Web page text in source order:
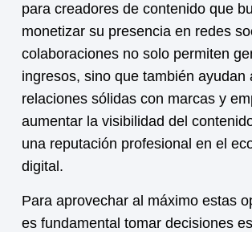
para creadores de contenido que
monetizar su presencia en redes
colaboraciones no solo permiten
ingresos, sino que también ayudan
relaciones sólidas con marcas y
aumentar la visibilidad del
una reputación profesional en el
digital.
Para aprovechar al máximo estas
es fundamental tomar decisiones